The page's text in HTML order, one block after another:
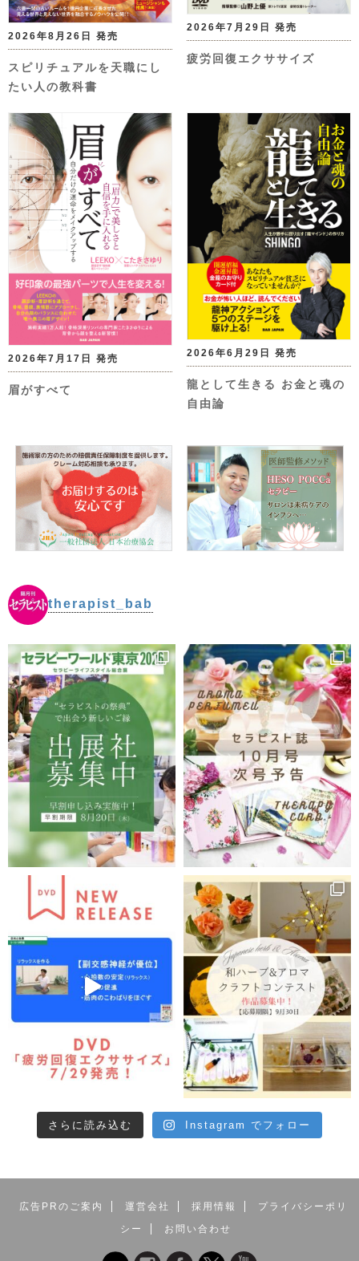
2026年8月26日 発売
スピリチュアルを天職にし
たい人の教科書
2026年7月29日 発売
疲労回復エクササイズ
2026年7月17日 発売
眉がすべて
2026年6月29日 発売
龍として生きる お金と魂の
自由論
therapist_bab
さらに読み込む Instagram でフォロー
広告PRのご案内 運営会社 採用情報
プライバシーポリ
シー
お問い合わせ